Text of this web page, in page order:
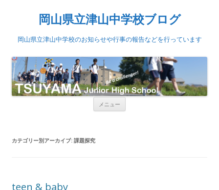
岡山県立津山中学校ブログ
岡山県立津山中学校のお知らせや行事の報告などを行っています
メニュー
カテゴリー別アーカイブ: 課題探究
teen & baby